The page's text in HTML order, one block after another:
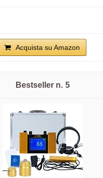
Acquista su Amazon
5